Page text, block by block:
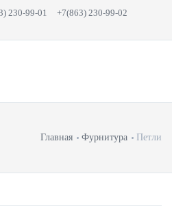
230-99-01 +7(863) 230-99-02
Главная Фурнитура Петли